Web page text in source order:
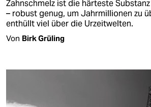
Zahnschmelz ist die härteste
– robust genug, um Jahrmillionen zu
enthüllt viel über die Urzeitwelten.
Von Birk Grüling